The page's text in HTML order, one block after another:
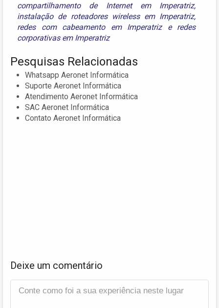
compartilhamento de Internet em Imperatriz,
instalação de roteadores wireless em Imperatriz,
redes com cabeamento em Imperatrize redes
corporativas em Imperatriz
Pesquisas Relacionadas
Whatsapp Aeronet Informática
Suporte Aeronet Informática
Atendimento Aeronet Informática
SAC Aeronet Informática
Contato Aeronet Informática
Deixe um comentário